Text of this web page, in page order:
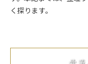
く探ります。